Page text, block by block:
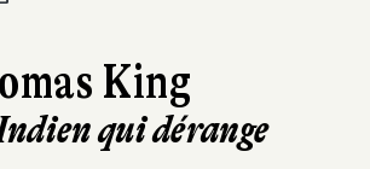
King
qui dérange